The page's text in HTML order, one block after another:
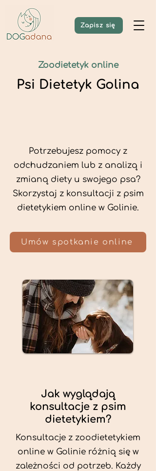
Zapisz się
Zoodietetyk online
Psi Dietetyk Golina
Potrzebujesz pomocy z
odchudzaniem lub z analizą i
zmianą diety u swojego psa?
Skorzystaj z konsultacji z psim
dietetykiem online w Golinie.
Umów spotkanie online
Jak wyglądają
konsultacje z psim
dietetykiem?
Konsultacje z zoodietetykiem
online w Golinie różnią się w
zależności od potrzeb. Każdy